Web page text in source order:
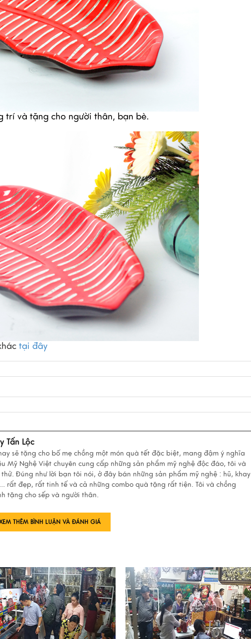
trí và tặng cho người thân, bạn bè.
tại đây
Tấn Lộc
sẽ tặng cho bố mẹ chồng một món quà tết đặc biệt, mang đậm ý nghĩa
Mỹ Nghệ Việt chuyên cung cấp những sản phẩm mỹ nghệ độc đáo, tôi và
Đúng như lời bạn tôi nói, ở đây bán những sản phẩm mỹ nghệ : hũ, khay
rất đẹp, rất tinh tế và cả những combo quà tặng rất tiện. Tôi và chồng
tặng cho sếp và người thân.
THÊM BÌNH LUẬN VÀ ĐÁNH GIÁ